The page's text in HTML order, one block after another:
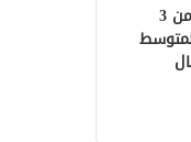
عملية “مرحبا” تقترب من 3